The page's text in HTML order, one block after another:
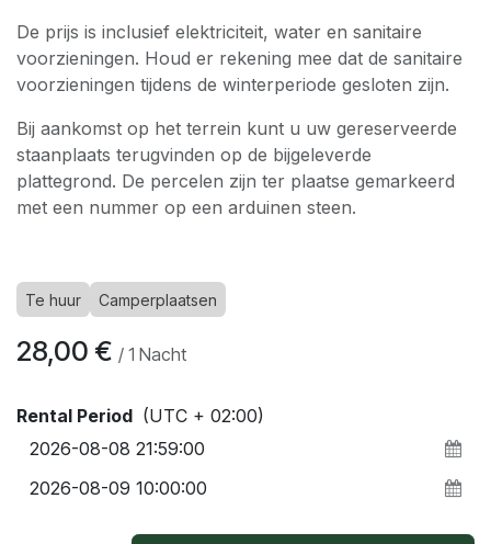
De prijs is inclusief elektriciteit, water en sanitaire
voorzieningen. Houd er rekening mee dat de sanitaire
voorzieningen tijdens de winterperiode gesloten zijn.
Bij aankomst op het terrein kunt u uw gereserveerde
staanplaats terugvinden op de bijgeleverde
plattegrond. De percelen zijn ter plaatse gemarkeerd
met een nummer op een arduinen steen.
Te huur Camperplaatsen
28,00 € / 1 Nacht
Rental Period (UTC + 02:00)